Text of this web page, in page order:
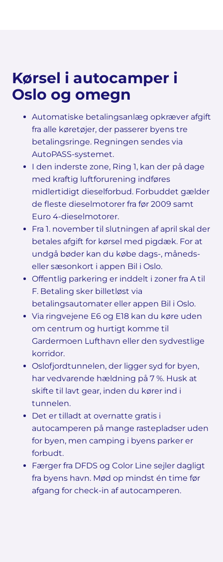
Kørsel i autocamper i
Oslo og omegn
Automatiske betalingsanlæg opkræver afgift
fra alle køretøjer, der passerer byens tre
betalingsringe. Regningen sendes via
AutoPASS-systemet.
I den inderste zone, Ring 1, kan der på dage
med kraftig luftforurening indføres
midlertidigt dieselforbud. Forbuddet gælder
de fleste dieselmotorer fra før 2009 samt
Euro 4-dieselmotorer.
Fra 1. november til slutningen af april skal der
betales afgift for kørsel med pigdæk. For at
undgå bøder kan du købe dags-, måneds-
eller sæsonkort i appen Bil i Oslo.
Offentlig parkering er inddelt i zoner fra A til
F. Betaling sker billetløst via
betalingsautomater eller appen Bil i Oslo.
Via ringvejene E6 og E18 kan du køre uden
om centrum og hurtigt komme til
Gardermoen Lufthavn eller den sydvestlige
korridor.
Oslofjordtunnelen, der ligger syd for byen,
har vedvarende hældning på 7 %. Husk at
skifte til lavt gear, inden du kører ind i
tunnelen.
Det er tilladt at overnatte gratis i
autocamperen på mange rastepladser uden
for byen, men camping i byens parker er
forbudt.
Færger fra DFDS og Color Line sejler dagligt
fra byens havn. Mød op mindst én time før
afgang for check-in af autocamperen.